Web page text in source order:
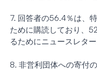
7. 回答者の56.4％は、
ために購読しており、
るためにニュースレタ
8. 非営利団体への寄付